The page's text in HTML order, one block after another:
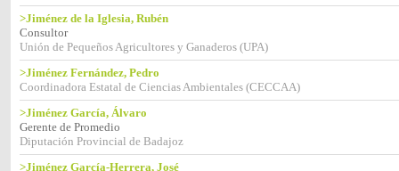
>Jiménez de la Iglesia, Rubén
Consultor
Unión de Pequeños Agricultores y Ganaderos (UPA)
>Jiménez Fernández, Pedro
Coordinadora Estatal de Ciencias Ambientales (CECCAA)
>Jiménez García, Álvaro
Gerente de Promedio
Diputación Provincial de Badajoz
>Jiménez García-Herrera, José